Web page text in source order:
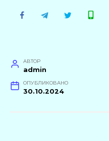
АВТОР
admin
ОПУБЛИКОВАНО
30.10.2024